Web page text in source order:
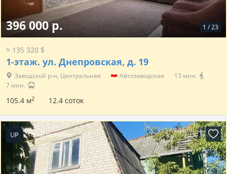
1 /23
396 000 р.
≈ 135 320 $
1-этаж. ул. Днепровская, д. 19
Заводской р-н, Центральная Автозаводская
13 мин.
7 мин.
105.4 м2 12.4 соток
UP 18 часов назад